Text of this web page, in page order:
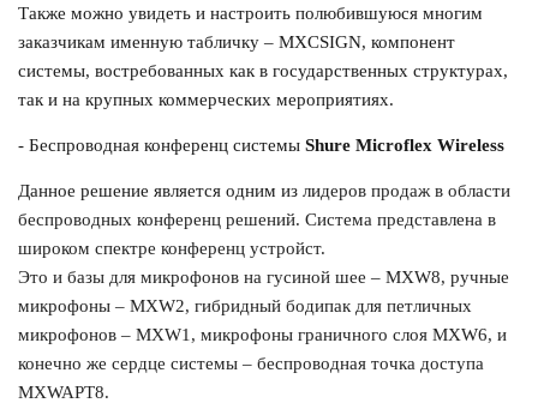
Также можно увидеть и настроить полюбившуюся многим
заказчикам именную табличку – MXCSIGN, компонент
системы, востребованных как в государственных структурах,
так и на крупных коммерческих мероприятиях.
- Беспроводная конференц системы Shure Microflex Wireless
Данное решение является одним из лидеров продаж в области
беспроводных конференц решений. Система представлена в
широком спектре конференц устройст.
Это и базы для микрофонов на гусиной шее – MXW8, ручные
микрофоны – MXW2, гибридный бодипак для петличных
микрофонов – MXW1, микрофоны граничного слоя MXW6, и
конечно же сердце системы – беспроводная точка доступа
MXWAPT8.